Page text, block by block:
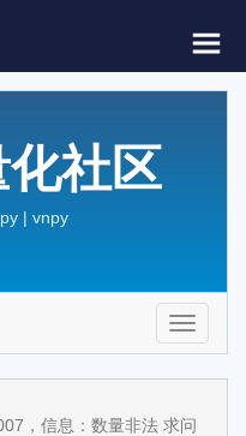
社区
| vnpy
Toggle
，信息：数量非法 求问